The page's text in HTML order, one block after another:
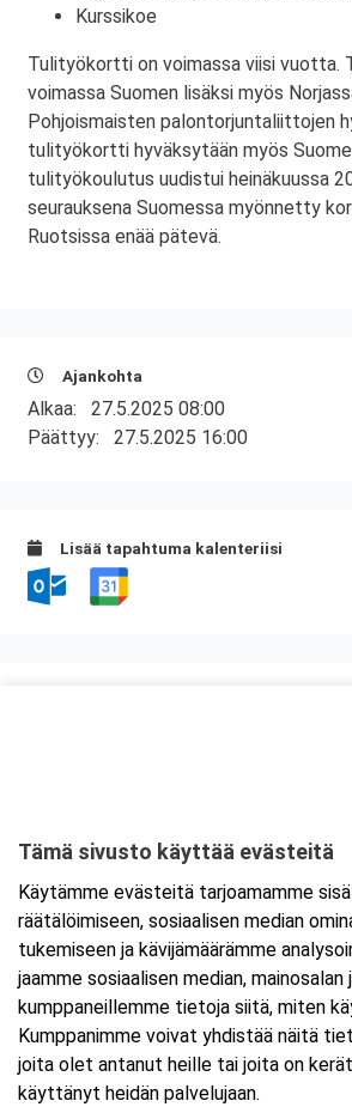
Kurssikoe
Tulityökortti on voimassa viisi vuotta.
voimassa Suomen lisäksi myös
Pohjoismaisten palontorjuntaliittojen
tulityökortti hyväksytään myös
tulityökoulutus uudistui heinäkuussa
seurauksena Suomessa myönnetty
Ruotsissa enää pätevä.
Ajankohta
Alkaa: 27.5.2025 08:00
Päättyy: 27.5.2025 16:00
Lisää tapahtuma kalenteriisi
Tarkempi kartta ja ajo-ohjeet
Tämä sivusto käyttää evästeitä
Käytämme evästeitä tarjoamamme
räätälöimiseen, sosiaalisen median
tukemiseen ja kävijämäärämme
jaamme sosiaalisen median,
kumppaneillemme tietoja siitä, miten
Kumppanimme voivat yhdistää näitä
joita olet antanut heille tai joita on
käyttänyt heidän palvelujaan.